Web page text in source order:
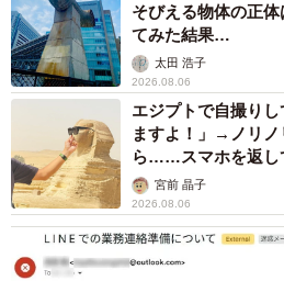
そびえる物体の正
てみた結果…
太田 浩子
2026.08.06
エジプトで自撮り
ますよ！」→ノリノ
ら……スマホを返し
カモ代表かも」「「
宮前 晶子
2026.08.06